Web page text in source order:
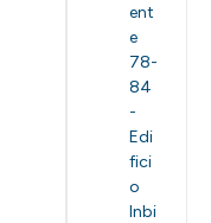
ent
e
78-
84
-
Edi
fici
o
Inbi